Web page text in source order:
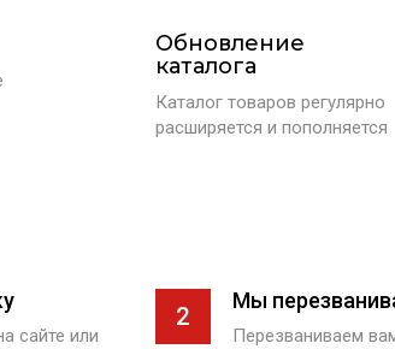
Обновление
каталога
Каталог товаров регулярно
расширяется и пополняется
сайте или
2
Мы
Перезваниваем